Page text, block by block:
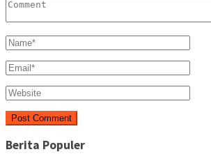
Berita Populer